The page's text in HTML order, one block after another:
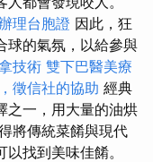
理台胞證 因此，狂
球的氣氛，以給參與
技術 雙下巴醫美療
徵信社的協助 經典
之一，用大量的油烘
將傳統菜餚與現代
找到美味佳餚。